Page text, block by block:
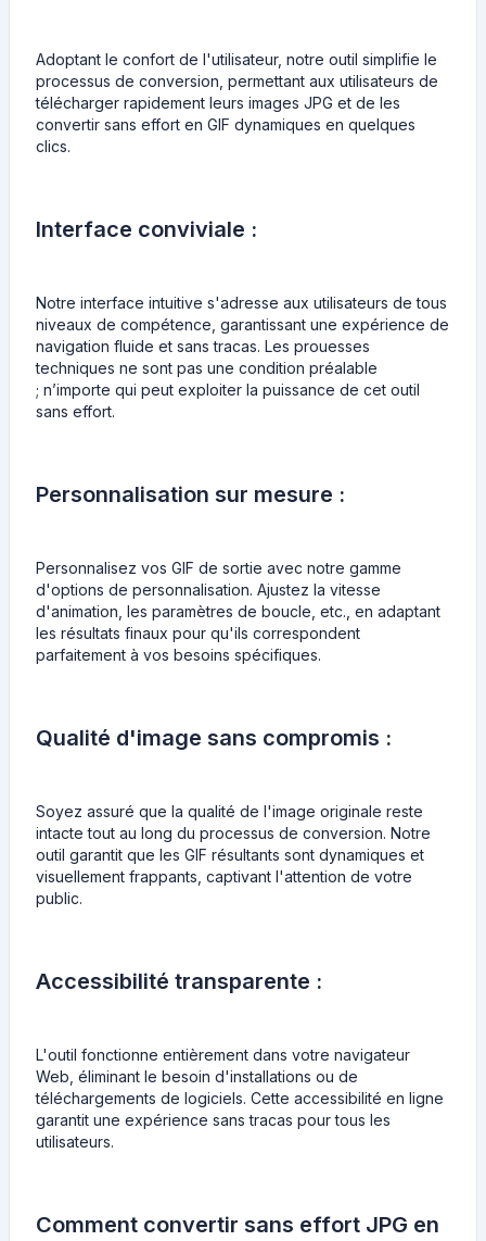
Adoptant le confort de l'utilisateur, notre outil simplifie le
processus de conversion, permettant aux utilisateurs de
télécharger rapidement leurs images JPG et de les
convertir sans effort en GIF dynamiques en quelques
clics.
Interface conviviale :
Notre interface intuitive s'adresse aux utilisateurs de tous
niveaux de compétence, garantissant une expérience de
navigation fluide et sans tracas. Les prouesses
techniques ne sont pas une condition préalable
; n’importe qui peut exploiter la puissance de cet outil
sans effort.
Personnalisation sur mesure :
Personnalisez vos GIF de sortie avec notre gamme
d'options de personnalisation. Ajustez la vitesse
d'animation, les paramètres de boucle, etc., en adaptant
les résultats finaux pour qu'ils correspondent
parfaitement à vos besoins spécifiques.
Qualité d'image sans compromis :
Soyez assuré que la qualité de l'image originale reste
intacte tout au long du processus de conversion. Notre
outil garantit que les GIF résultants sont dynamiques et
visuellement frappants, captivant l'attention de votre
public.
Accessibilité transparente :
L'outil fonctionne entièrement dans votre navigateur
Web, éliminant le besoin d'installations ou de
téléchargements de logiciels. Cette accessibilité en ligne
garantit une expérience sans tracas pour tous les
utilisateurs.
Comment convertir sans effort JPG en